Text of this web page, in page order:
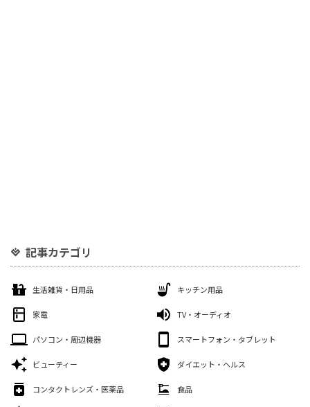
記事カテゴリ
生活雑貨・日用品 キッチン用品
家電 TV・オーディオ
パソコン・周辺機器 スマートフォン・タブレット
ビューティー ダイエット・ヘルス
コンタクトレンズ・医薬品 食品